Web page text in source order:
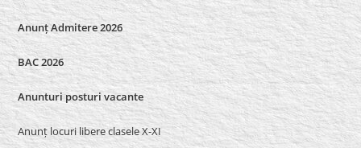
Anunț Admitere 2026
BAC 2026
Anunturi posturi vacante
Anunț locuri libere clasele X-XI